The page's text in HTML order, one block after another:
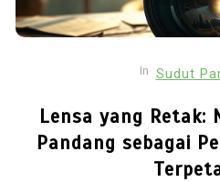
In Sudut
Lensa yang Retak:
Pandang sebagai